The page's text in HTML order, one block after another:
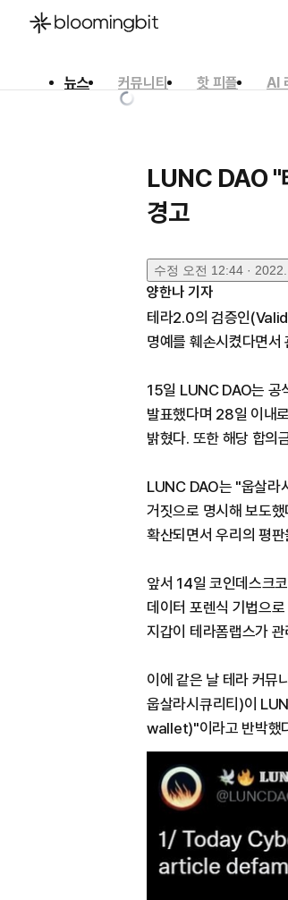
뉴스 커뮤니티 핫 피플 AI
LUNC DAO "
경고
수정 오전 12:44 ·
양한나 기자
테라2.0의 검증인
명예를 훼손시켰다면서
15일 LUNC DAO는 공
발표했다며 28일 이내
밝혔다. 또한 해당 합의
LUNC DAO는 "웁살라
거짓으로 명시해 보도
확산되면서 우리의 평
앞서 14일 코인데스크
데이터 포렌식 기법으
지갑이 테라폼랩스가
이에 같은 날 테라 커뮤
웁살라시큐리티)이
wallet)"이라고 반박했